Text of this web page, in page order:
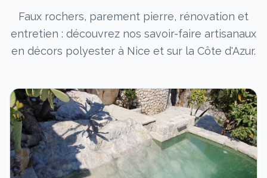
Faux rochers, parement pierre, rénovation et
entretien : découvrez nos savoir-faire artisanaux
en décors polyester à Nice et sur la Côte d'Azur.